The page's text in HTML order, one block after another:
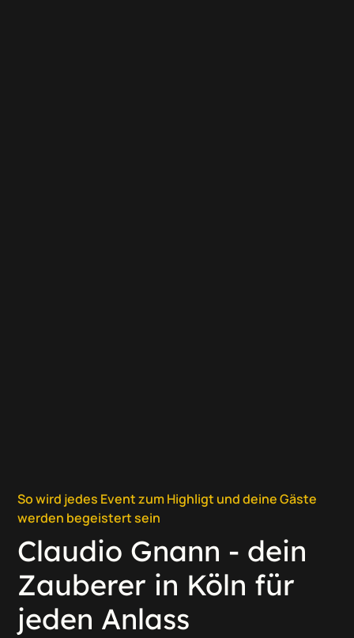
So wird jedes Event zum Highligt und deine Gäste
werden begeistert sein
Claudio Gnann - dein
Zauberer in Köln für
jeden Anlass